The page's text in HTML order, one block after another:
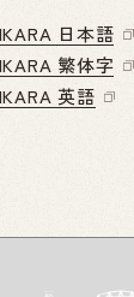
日本語
繁体字
英語